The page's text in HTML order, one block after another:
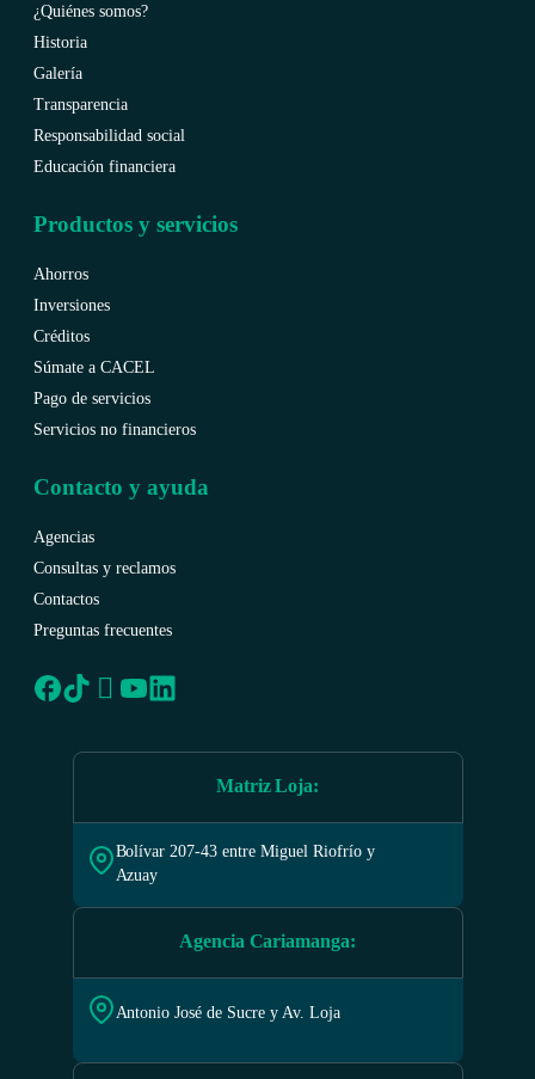
¿Quiénes somos?
Historia
Galería
Transparencia
Responsabilidad social
Educación financiera
Productos y servicios
Ahorros
Inversiones
Créditos
Súmate a CACEL
Pago de servicios
Servicios no financieros
Contacto y ayuda
Agencias
Consultas y reclamos
Contactos
Preguntas frecuentes
Matriz Loja:
Bolívar 207-43 entre Miguel Riofrío y
Azuay
Agencia Cariamanga:
Antonio José de Sucre y Av. Loja